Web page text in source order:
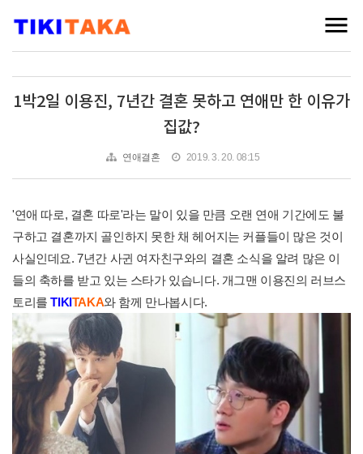
1박2일 이용진, 7년간 결혼 못하고 연애만 한 이유가
집값?
연애결혼 2019. 3. 20. 08:15
'연애 따로, 결혼 따로'라는 말이 있을 만큼 오랜 연애 기간에도 불
구하고 결혼까지 골인하지 못한 채 헤어지는 커플들이 많은 것이
사실인데요. 7년간 사귄 여자친구와의 결혼 소식을 알려 많은 이
들의 축하를 받고 있는 스타가 있습니다. 개그맨 이용진의 러브스
토리를TIKITAKA와 함께 만나봅시다.